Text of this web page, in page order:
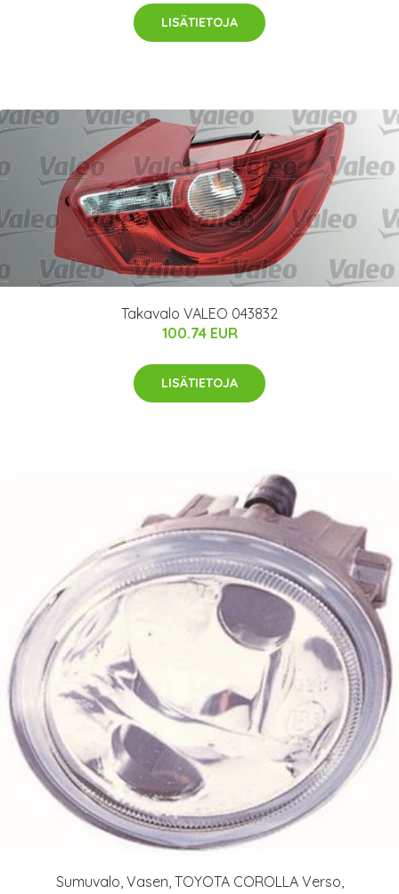
LISÄTIETOJA
Takavalo VALEO 043832
100.74 EUR
LISÄTIETOJA
Sumuvalo, Vasen, TOYOTA COROLLA Verso,